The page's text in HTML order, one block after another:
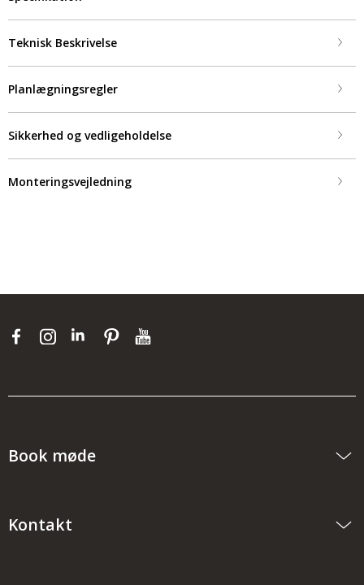
Teknisk Beskrivelse
Planlægningsregler
Sikkerhed og vedligeholdelse
Monteringsvejledning
Book møde
Kontakt